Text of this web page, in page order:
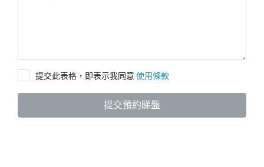
提交此表格，即表示我同意 使用條款
提交預約睇盤